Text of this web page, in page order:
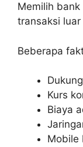
Memilih
transaksi
Beberapa
Kurs
Biaya
Mobile